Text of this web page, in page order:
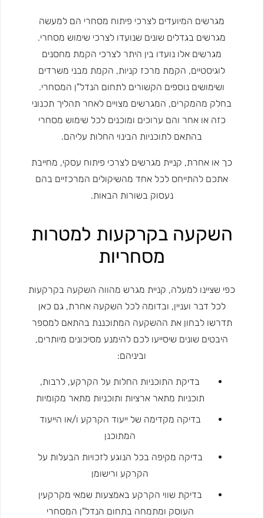
מגרשים המיועדים לצרכי פיתוח מסחרי הם למעשה
מגרשים בגדלים שונים שנועדו לצרכי שימוש מסחרי.
מגרשים אלו נועדו בין היתר לצרכי הקמת מחסנים
לוגיסטיים, הקמת מרכז קניות, הקמת מבני משרדים
ושימושים נוספים הקשורים לתחום הנדל"ן המסחרי.
בחלק מהמקרים, המגרשים מצויים לאחר תהליך תכנוני
כזה או אחר והם ערוכים ומוכנים לכל שימוש מסחרי
בהתאם לתוכניות הבינוי החלות עליהם.
כך או אחרת, קניית מגרשים לצרכי פיתוח עסקי, מחייבת
אתכם להתייחס לכל אחד מהשיקולים המרכזיים בהם
נעסוק בשורות הבאות.
השקעה בקרקעות למטרות
מסחריות
כפי שציינו למעלה, קניית מגרש מהווה השקעה בקרקעות
לכל דבר ועניין, ובדומה לכל השקעה אחרת, גם כאן
תדרשו לבחון את ההשקעה המתוכננת בהתאם למספר
היבטים שונים שיסייעו לכם להימנע מסיכונים מיותרים,
וביניהם:
בדיקת התוכניות החלות על הקרקע, לרבות,
תוכניות מתאר ארציות ותוכניות מתאר מקומיות
בדיקה מקדימה של ייעוד הקרקע ו/או הייעוד
המתוכנן
בדיקה מקיפה בכל הנוגע לזכויות הבעלות על
הקרקע ורישומן
בדיקת שווי הקרקע באמצעות שמאי מקרקעין
העוסק ומתמחה בתחום הנדל"ן המסחרי